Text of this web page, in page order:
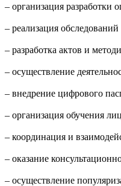
– организация разработки
– реализация
– разработка актов и
– осуществление
– внедрение цифрового
– организация обучения
– координация и
– оказание
– осуществление